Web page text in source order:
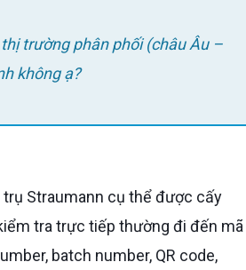
không ạ?
tra trực tiếp thường đi đến mã
batch number, QR code,